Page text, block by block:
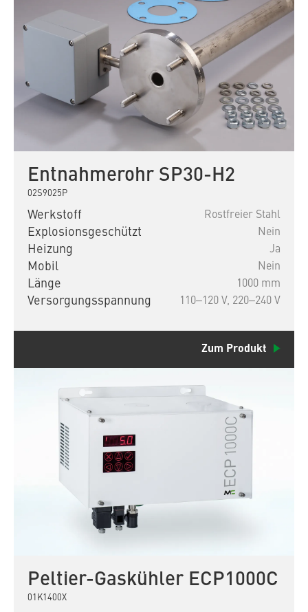
Entnahmerohr SP30-H2
02S9025P
Werkstoff Rostfreier Stahl
Explosionsgeschützt Nein
Heizung Ja
Mobil Nein
Länge 1000 mm
Versorgungsspannung 110‒120 V, 220‒240 V
Zum Produkt
Peltier-Gaskühler ECP1000C
01K1400X